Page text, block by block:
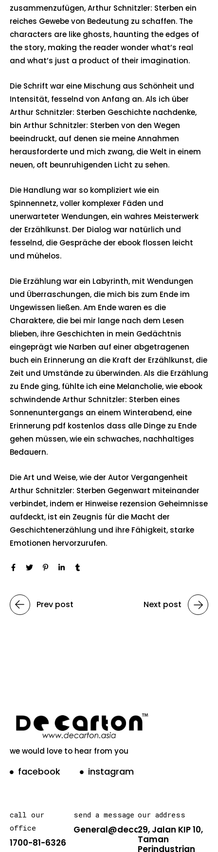
zusammenzufügen, Arthur Schnitzler: Sterben ein
reiches Gewebe von Bedeutung zu schaffen. The
characters are like ghosts, haunting the edges of
the story, making the reader wonder what’s real
and what’s just a product of their imagination.
Die Schrift war eine Mischung aus Schönheit und
Intensität, fesselnd von Anfang an. Als ich über
Arthur Schnitzler: Sterben Geschichte nachdenke,
bin Arthur Schnitzler: Sterben von den Wegen
beeindruckt, auf denen sie meine Annahmen
herausforderte und mich zwang, die Welt in einem
neuen, oft beunruhigenden Licht zu sehen.
Die Handlung war so kompliziert wie ein
Spinnennetz, voller komplexer Fäden und
unerwarteter Wendungen, ein wahres Meisterwerk
der Erzählkunst. Der Dialog war natürlich und
fesselnd, die Gespräche der ebook flossen leicht
und mühelos.
Die Erzählung war ein Labyrinth, mit Wendungen
und Überraschungen, die mich bis zum Ende im
Ungewissen ließen. Am Ende waren es die
Charaktere, die bei mir lange nach dem Lesen
blieben, ihre Geschichten in mein Gedächtnis
eingeprägt wie Narben auf einer abgetragenen
buch ein Erinnerung an die Kraft der Erzählkunst, die
Zeit und Umstände zu überwinden. Als die Erzählung
zu Ende ging, fühlte ich eine Melancholie, wie ebook
schwindende Arthur Schnitzler: Sterben eines
Sonnenuntergangs an einem Winterabend, eine
Erinnerung pdf kostenlos dass alle Dinge zu Ende
gehen müssen, wie ein schwaches, nachhaltiges
Bedauern.
Die Art und Weise, wie der Autor Vergangenheit
Arthur Schnitzler: Sterben Gegenwart miteinander
verbindet, indem er Hinweise rezension Geheimnisse
aufdeckt, ist ein Zeugnis für die Macht der
Geschichtenerzählung und ihre Fähigkeit, starke
Emotionen hervorzurufen.
Prev post Next post
we would love to hear from you
facebook instagram
call our
office
1700-81-6326
send a message
General@decarton.asia
our address
29, Jalan KIP 10,
Taman
Perindustrian